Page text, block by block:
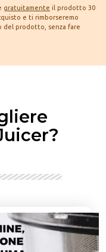
gratuitamente il prodotto 30
e ti rimborseremo
del prodotto, senza fare